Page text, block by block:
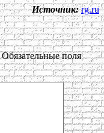
Источник: rg.ru
Обязательные поля